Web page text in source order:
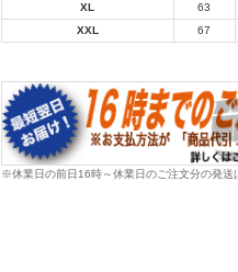
XL
63
XXL
67
※休業日の前日16時～休業日のご注文分の発送